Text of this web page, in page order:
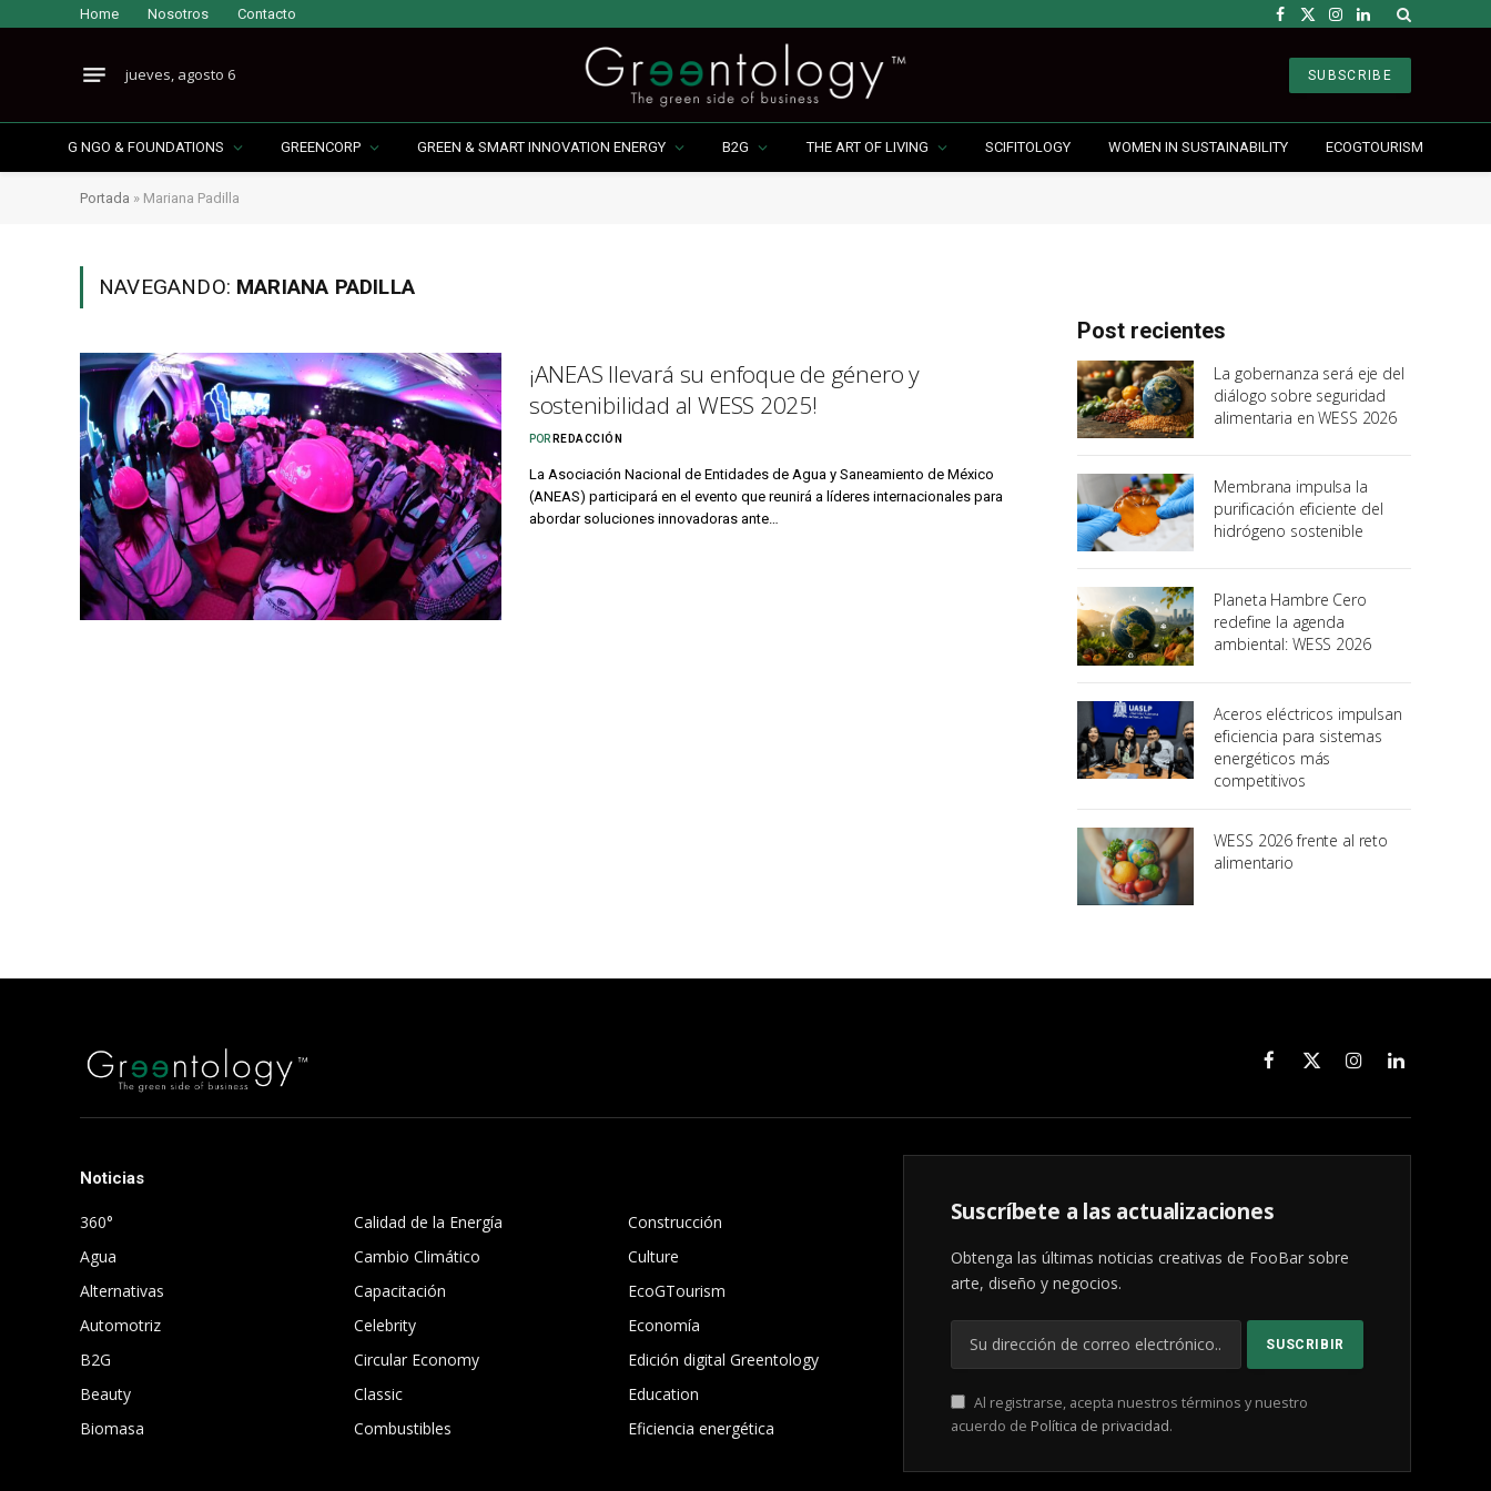
Home Nosotros Contacto Facebook
X
Instagram
LinkedIn
jueves, agosto 6 SUBSCRIBE
G NGO & FOUNDATIONS GREENCORP GREEN & SMART INNOVATION ENERGY B2G THE ART OF LIVING SCIFITOLOGY WOMEN IN SUSTAINABILITY ECOGTOURISM
Portada » Mariana Padilla
NAVEGANDO: MARIANA PADILLA
¡ANEAS llevará su enfoque de género y
sostenibilidad al WESS 2025!
POR REDACCIÓN
La Asociación Nacional de Entidades de Agua y Saneamiento de México
(ANEAS) participará en el evento que reunirá a líderes internacionales para
abordar soluciones innovadoras ante…
Post recientes
La gobernanza será eje del
diálogo sobre seguridad
alimentaria en WESS 2026
Membrana impulsa la
purificación eficiente del
hidrógeno sostenible
Planeta Hambre Cero
redefine la agenda
ambiental: WESS 2026
Aceros eléctricos impulsan
eficiencia para sistemas
energéticos más
competitivos
WESS 2026 frente al reto
alimentario
Facebook
X
InstagramLinkedIn
Noticias
360°
Agua
Alternativas
Automotriz
B2G
Beauty
Biomasa
Calidad de la Energía
Cambio Climático
Capacitación
Celebrity
Circular Economy
Classic
Combustibles
Construcción
Culture
EcoGTourism
Economía
Edición digital Greentology
Education
Eficiencia energética
Suscríbete a las actualizaciones
Obtenga las últimas noticias creativas de FooBar sobre
arte, diseño y negocios.
Al registrarse, acepta nuestros términos y nuestro
acuerdo de Política de privacidad.